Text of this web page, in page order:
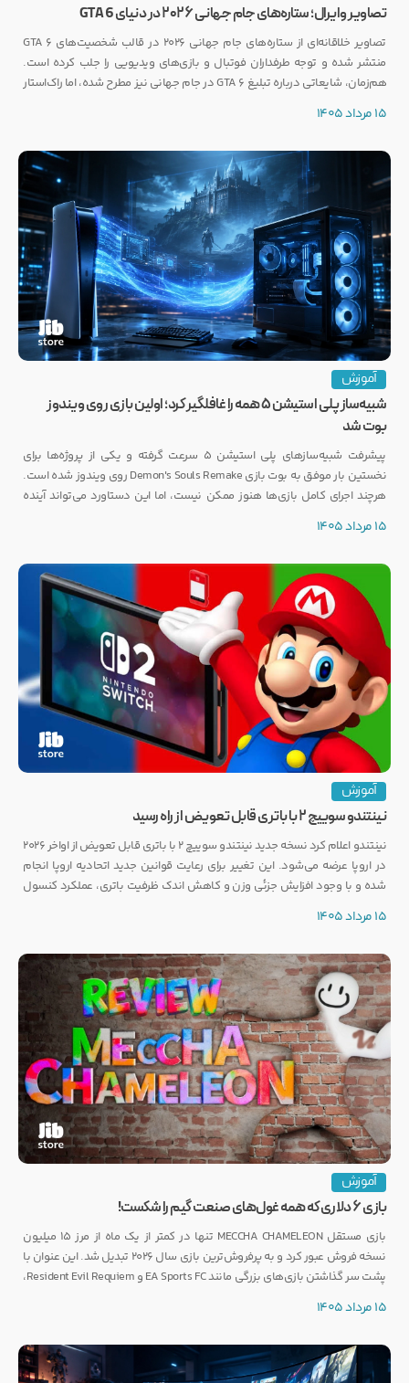
تصاویر وایرال؛ ستاره‌های جام جهانی ۲۰۲۶ در دنیای GTA 6
تصاویر خلاقانه‌ای از ستاره‌های جام جهانی ۲۰۲۶ در قالب شخصیت‌های GTA 6
منتشر شده و توجه طرفداران فوتبال و بازی‌های ویدیویی را جلب کرده است.
هم‌زمان، شایعاتی درباره تبلیغ GTA 6 در جام جهانی نیز مطرح شده، اما راک‌استار
15 مرداد 1405
آموزش
شبیه‌ساز پلی استیشن ۵ همه را غافلگیر کرد؛ اولین بازی روی ویندوز
بوت شد
پیشرفت شبیه‌سازهای پلی استیشن ۵ سرعت گرفته و یکی از پروژه‌ها برای
نخستین بار موفق به بوت بازی Demon's Souls Remake روی ویندوز شده است.
هرچند اجرای کامل بازی‌ها هنوز ممکن نیست، اما این دستاورد می‌تواند آینده
15 مرداد 1405
آموزش
نینتندو سوییچ ۲ با باتری قابل تعویض از راه رسید
نینتندو اعلام کرد نسخه جدید نینتندو سوییچ ۲ با باتری قابل تعویض از اواخر ۲۰۲۶
در اروپا عرضه می‌شود. این تغییر برای رعایت قوانین جدید اتحادیه اروپا انجام
شده و با وجود افزایش جزئی وزن و کاهش اندک ظرفیت باتری، عملکرد کنسول
15 مرداد 1405
آموزش
بازی ۶ دلاری که همه غول‌های صنعت گیم را شکست!
بازی مستقل MECCHA CHAMELEON تنها در کمتر از یک ماه از مرز ۱۵ میلیون
نسخه فروش عبور کرد و به پرفروش‌ترین بازی سال ۲۰۲۶ تبدیل شد. این عنوان با
پشت سر گذاشتن بازی‌های بزرگی مانند EA Sports FC و Resident Evil Requiem،
15 مرداد 1405